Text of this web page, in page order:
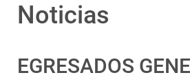
Noticias
EGRESADOS